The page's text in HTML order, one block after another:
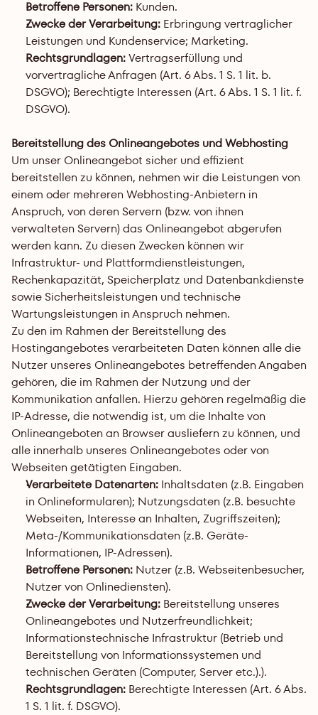
Betroffene Personen: Kunden.
Zwecke der Verarbeitung: Erbringung vertraglicher
Leistungen und Kundenservice; Marketing.
Rechtsgrundlagen: Vertragserfüllung und
vorvertragliche Anfragen (Art. 6 Abs. 1 S. 1 lit. b.
DSGVO); Berechtigte Interessen (Art. 6 Abs. 1 S. 1 lit. f.
DSGVO).
Bereitstellung des Onlineangebotes und Webhosting
Um unser Onlineangebot sicher und effizient
bereitstellen zu können, nehmen wir die Leistungen von
einem oder mehreren Webhosting-Anbietern in
Anspruch, von deren Servern (bzw. von ihnen
verwalteten Servern) das Onlineangebot abgerufen
werden kann. Zu diesen Zwecken können wir
Infrastruktur- und Plattformdienstleistungen,
Rechenkapazität, Speicherplatz und Datenbankdienste
sowie Sicherheitsleistungen und technische
Wartungsleistungen in Anspruch nehmen.
Zu den im Rahmen der Bereitstellung des
Hostingangebotes verarbeiteten Daten können alle die
Nutzer unseres Onlineangebotes betreffenden Angaben
gehören, die im Rahmen der Nutzung und der
Kommunikation anfallen. Hierzu gehören regelmäßig die
IP-Adresse, die notwendig ist, um die Inhalte von
Onlineangeboten an Browser ausliefern zu können, und
alle innerhalb unseres Onlineangebotes oder von
Webseiten getätigten Eingaben.
Verarbeitete Datenarten: Inhaltsdaten (z.B. Eingaben
in Onlineformularen); Nutzungsdaten (z.B. besuchte
Webseiten, Interesse an Inhalten, Zugriffszeiten);
Meta-/Kommunikationsdaten (z.B. Geräte-
Informationen, IP-Adressen).
Betroffene Personen: Nutzer (z.B. Webseitenbesucher,
Nutzer von Onlinediensten).
Zwecke der Verarbeitung: Bereitstellung unseres
Onlineangebotes und Nutzerfreundlichkeit;
Informationstechnische Infrastruktur (Betrieb und
Bereitstellung von Informationssystemen und
technischen Geräten (Computer, Server etc.).).
Rechtsgrundlagen: Berechtigte Interessen (Art. 6 Abs.
1 S. 1 lit. f. DSGVO).